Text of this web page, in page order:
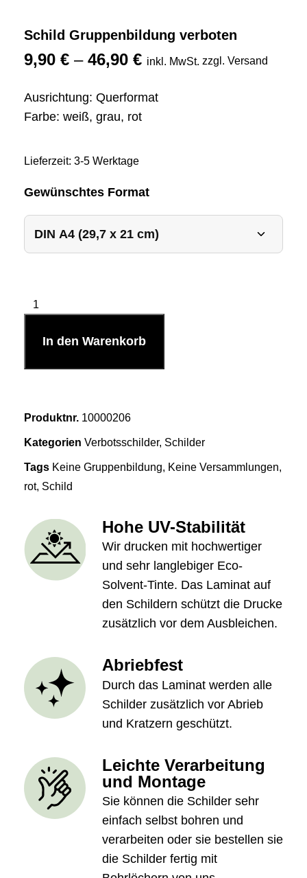
Schild Gruppenbildung verboten
9,90 € – 46,90 € inkl. MwSt. zzgl. Versand
Ausrichtung: Querformat
Farbe: weiß, grau, rot
Lieferzeit: 3-5 Werktage
Gewünschtes Format
In den Warenkorb
Produktnr. 10000206
Kategorien Verbotsschilder, Schilder
Tags Keine Gruppenbildung, Keine Versammlungen,
rot, Schild
Hohe UV-Stabilität
Wir drucken mit hochwertiger
und sehr langlebiger Eco-
Solvent-Tinte. Das Laminat auf
den Schildern schützt die Drucke
zusätzlich vor dem Ausbleichen.
Abriebfest
Durch das Laminat werden alle
Schilder zusätzlich vor Abrieb
und Kratzern geschützt.
Leichte Verarbeitung
und Montage
Sie können die Schilder sehr
einfach selbst bohren und
verarbeiten oder sie bestellen sie
die Schilder fertig mit